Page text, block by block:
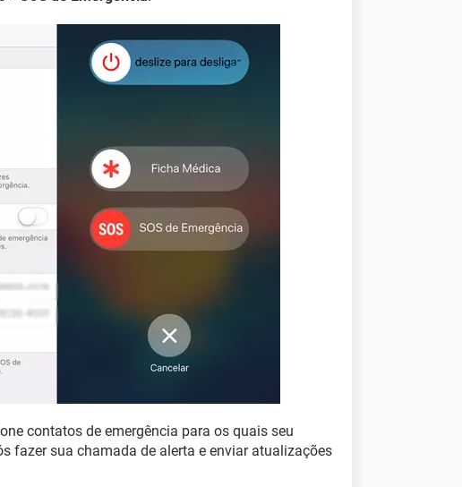
contatos de emergência para os quais seu
fazer sua chamada de alerta e enviar atualizações